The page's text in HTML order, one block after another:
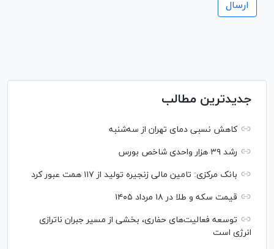
جدیدترین مطالب
کاهش نسبی دمای تهران از سه‌شنبه
رشد ۳۹ هزار واحدی شاخص بورس
بانک مرکزی: تامین مالی زنجیره تولید از ۱۱۷ همت عبور کرد
قیمت سکه و طلا در ۱۸ مرداد ۱۴۰۵
توسعه فعالیت‌های حفاری، بخشی از مسیر جبران ناترازی
انرژی است